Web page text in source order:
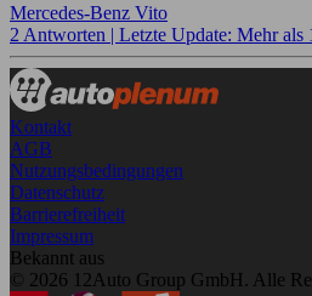
Mercedes-Benz Vito
2 Antworten | Letzte Update: Mehr als
Kontakt
AGB
Nutzungsbedingungen
Datenschutz
Barrierefreiheit
Impressum
Bekannt aus
© 2026 12Auto Group GmbH. Alle